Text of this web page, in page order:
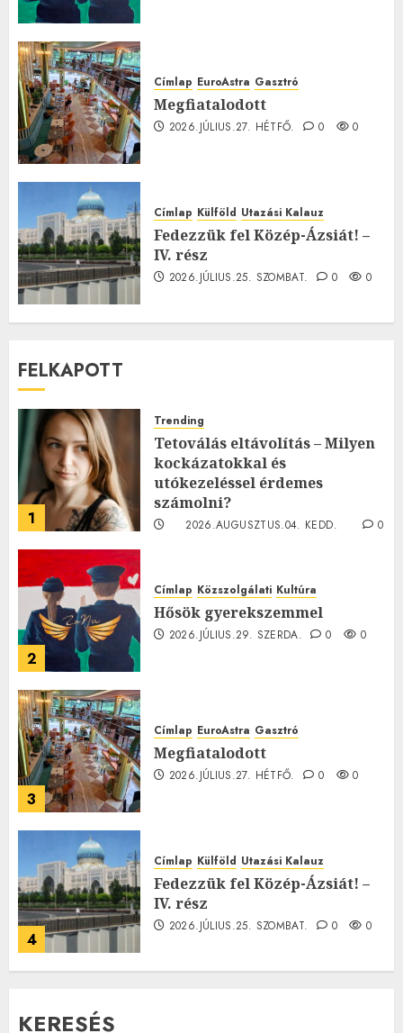
Címlap EuroAstra Gasztró
Megfiatalodott
2026.JÚLIUS.27. HÉTFŐ. 0 0
Címlap Külföld Utazási Kalauz
Fedezzük fel Közép-Ázsiát! –
IV. rész
2026.JÚLIUS.25. SZOMBAT. 0 0
FELKAPOTT
1
Trending
Tetoválás eltávolítás – Milyen
kockázatokkal és
utókezeléssel érdemes
számolni?
2026.AUGUSZTUS.04. KEDD.
0
2
Címlap Közszolgálati Kultúra
Hősök gyerekszemmel
2026.JÚLIUS.29. SZERDA. 0 0
3
Címlap EuroAstra Gasztró
Megfiatalodott
2026.JÚLIUS.27. HÉTFŐ. 0 0
4
Címlap Külföld Utazási Kalauz
Fedezzük fel Közép-Ázsiát! –
IV. rész
2026.JÚLIUS.25. SZOMBAT. 0 0
KERESÉS